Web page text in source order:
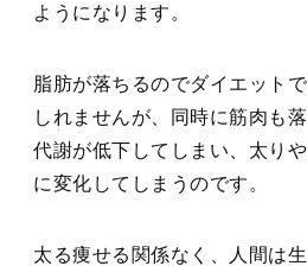
ようになります。
脂肪が落ちるのでダイエット
しれませんが、同時に筋肉も
代謝が低下してしまい、太り
に変化してしまうのです。
太る痩せる関係なく、人間は